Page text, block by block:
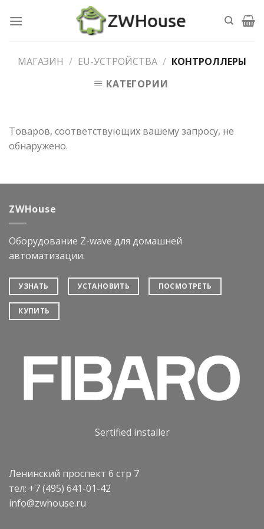
МАГАЗИН / EU-УСТРОЙСТВА / КОНТРОЛЛЕРЫ
КАТЕГОРИИ
Товаров, соответствующих вашему запросу, не
обнаружено.
ZWHouse
Оборудование Z-wave для домашней
автоматизации.
УЗНАТЬ УСТАНОВИТЬ ПОСМОТРЕТЬ
КУПИТЬ
Sertified installer
Ленинский проспект 6 стр 7
тел: +7 (495) 641-01-42
info@zwhouse.ru